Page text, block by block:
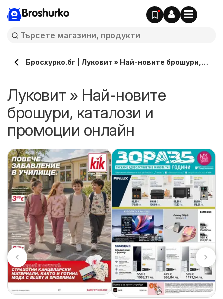
Broshurko
Бросхурко.бг | Луковит » Най-новите брошури,
Луковит » Най-новите
брошури, каталози и
промоции онлайн